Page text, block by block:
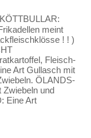
KÖTTBULLAR:
meint
! ! )
Fleisch-
Art Gullasch mit
ÖLANDS-
Zwiebeln und
Eine Art